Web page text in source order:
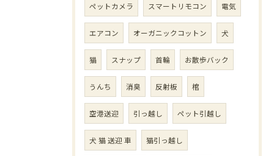
ペットカメラ スマートリモコン 電気
エアコン オーガニックコットン 犬
猫 スナップ 首輪 お散歩バック
うんち 消臭 反射板 棺
空港送迎 引っ越し ペット引越し
犬 猫 送迎 車 猫引っ越し